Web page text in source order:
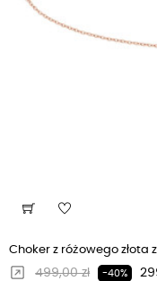
Choker z różowego złota
Regularna cena
499,00 zł -40%